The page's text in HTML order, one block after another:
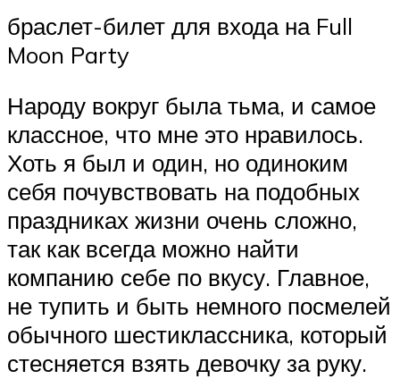
браслет-билет для входа на Full
Moon Party
Народу вокруг была тьма, и самое
классное, что мне это нравилось.
Хоть я был и один, но одиноким
себя почувствовать на подобных
праздниках жизни очень сложно,
так как всегда можно найти
компанию себе по вкусу. Главное,
не тупить и быть немного посмелей
обычного шестиклассника, который
стесняется взять девочку за руку.